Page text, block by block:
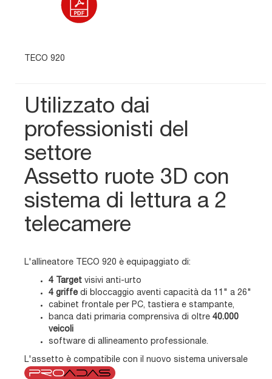
TECO 920
Utilizzato dai
professionisti del
settore
Assetto ruote 3D con
sistema di lettura a 2
telecamere
L'allineatore TECO 920 è equipaggiato di:
4 Target visivi anti-urto
4 griffe di bloccaggio aventi capacità da 11" a 26"
cabinet frontale per PC, tastiera e stampante,
banca dati primaria comprensiva di oltre 40.000
veicoli
software di allineamento professionale.
L'assetto è compatibile con il nuovo sistema universale